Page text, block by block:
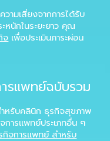
ามเสี่ยงจากการได้รับ
หนักในระยะยาว คุณ
จ เพื่อประเมินภาระผ่อน
รแพทย์ฉบับรวม
หรับคลินิก ธุรกิจสุขภาพ
การแพทย์ประเภทอื่น ๆ
กิจการแพทย์ สำหรับ